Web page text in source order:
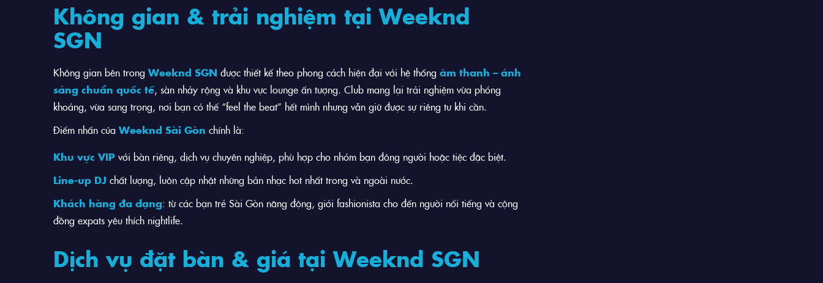
Không gian & trải nghiệm tại Weeknd
SGN
Không gian bên trong Weeknd SGN được thiết kế theo phong cách hiện đại với hệ thống âm thanh – ánh
sáng chuẩn quốc tế, sàn nhảy rộng và khu vực lounge ấn tượng. Club mang lại trải nghiệm vừa phóng
khoáng, vừa sang trọng, nơi bạn có thể “feel the beat” hết mình nhưng vẫn giữ được sự riêng tư khi cần.
Điểm nhấn của Weeknd Sài Gòn chính là:
Khu vực VIP với bàn riêng, dịch vụ chuyên nghiệp, phù hợp cho nhóm bạn đông người hoặc tiệc đặc biệt.
Line-up DJ chất lượng, luôn cập nhật những bản nhạc hot nhất trong và ngoài nước.
Khách hàng đa dạng: từ các bạn trẻ Sài Gòn năng động, giới fashionista cho đến người nổi tiếng và cộng
đồng expats yêu thích nightlife.
Dịch vụ đặt bàn & giá tại Weeknd SGN